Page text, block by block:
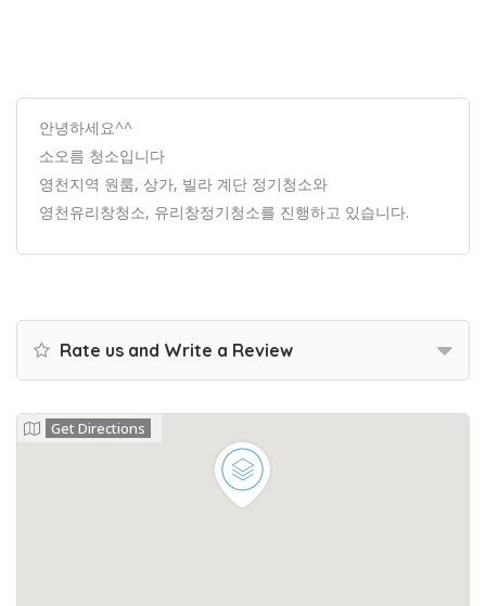
안녕하세요^^
소오름 청소입니다
영천지역 원룸, 상가, 빌라 계단 정기청소와
영천유리창청소, 유리창정기청소를 진행하고 있습니다.
Rate us and Write a Review
Get Directions